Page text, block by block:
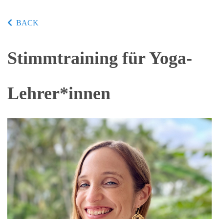
BACK
Stimmtraining für Yoga-
Lehrer*innen